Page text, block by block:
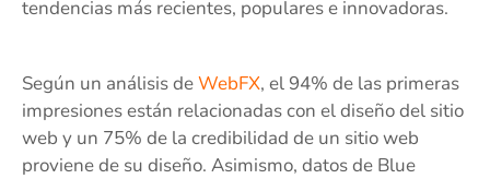
tendencias más recientes, populares e innovadoras.
Según un análisis deWebFX, el 94% de las primeras
impresiones están relacionadas con el diseño del sitio
web y un 75% de la credibilidad de un sitio web
proviene de su diseño. Asimismo, datos de Blue